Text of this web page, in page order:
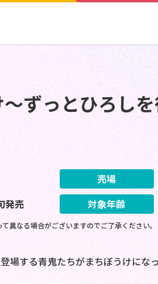
ずっとひろし
売場
発売 対象年齢
異なる場合がございますのでご了承ください。
場する青鬼たちがまちぼうけにな